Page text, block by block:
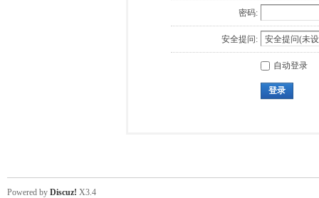
密码:
安全提问:
自动登录
登录
Powered by Discuz! X3.4